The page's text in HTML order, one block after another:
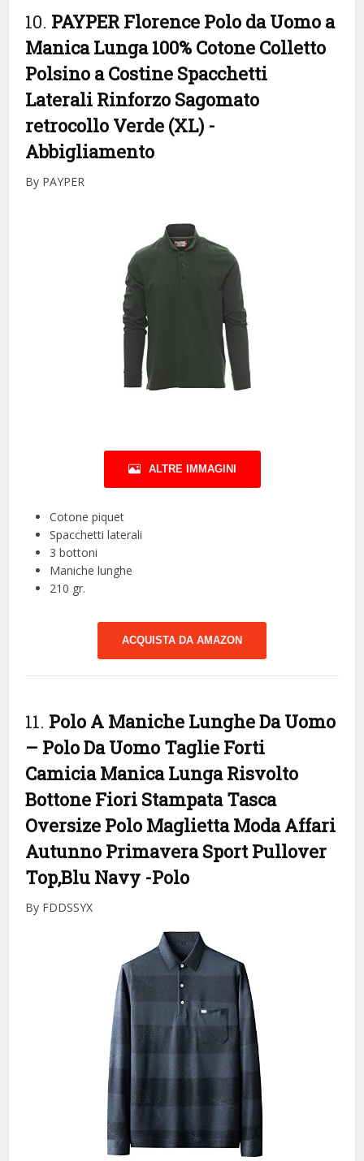
10. PAYPER Florence Polo da Uomo a
Manica Lunga 100% Cotone Colletto
Polsino a Costine Spacchetti
Laterali Rinforzo Sagomato
retrocollo Verde (XL) -
Abbigliamento
By PAYPER
ALTRE IMMAGINI
Cotone piquet
Spacchetti laterali
3 bottoni
Maniche lunghe
210 gr.
ACQUISTA DA AMAZON
11. Polo A Maniche Lunghe Da Uomo
– Polo Da Uomo Taglie Forti
Camicia Manica Lunga Risvolto
Bottone Fiori Stampata Tasca
Oversize Polo Maglietta Moda Affari
Autunno Primavera Sport Pullover
Top,Blu Navy -Polo
By FDDSSYX